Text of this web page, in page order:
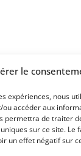
le
expériences, nous
accéder aux
permettra de traiter
sur ce site.
un effet négatif sur
service